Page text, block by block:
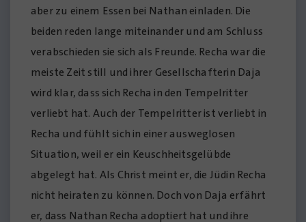
aber zu einem Essen bei Nathan einladen. Die
beiden reden lange miteinander und am Schluss
verabschieden sie sich als Freunde. Recha war die
meiste Zeit still und ihrer Gesellschafterin Daja
wird klar, dass sich Recha in den Tempelritter
verliebt hat. Auch der Tempelritter ist verliebt in
Recha und fühlt sich in einer ausweglosen
Situation, weil er ein Keuschheitsgelübde
abgelegt hat. Als Christ meint er, die Jüdin Recha
nicht heiraten zu können. Doch von Daja erfährt
er, dass Nathan Recha adoptiert hat und ihre